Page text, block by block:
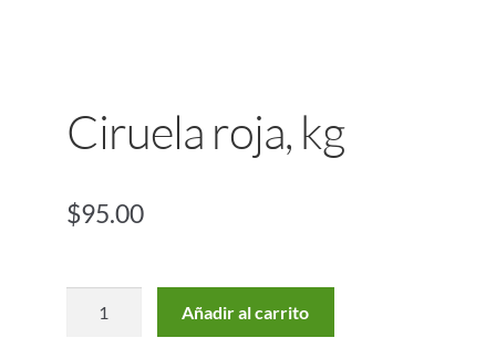
Ciruela roja, kg
$95.00
Añadir al carrito